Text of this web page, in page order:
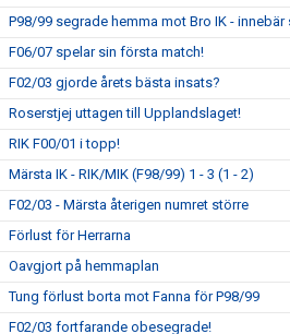
P98/99 segrade hemma mot Bro IK - innebär
F06/07 spelar sin första match!
F02/03 gjorde årets bästa insats?
Roserstjej uttagen till Upplandslaget!
RIK F00/01 i topp!
Märsta IK - RIK/MIK (F98/99) 1 - 3 (1 - 2)
F02/03 - Märsta återigen numret större
Förlust för Herrarna
Oavgjort på hemmaplan
Tung förlust borta mot Fanna för P98/99
F02/03 fortfarande obesegrade!